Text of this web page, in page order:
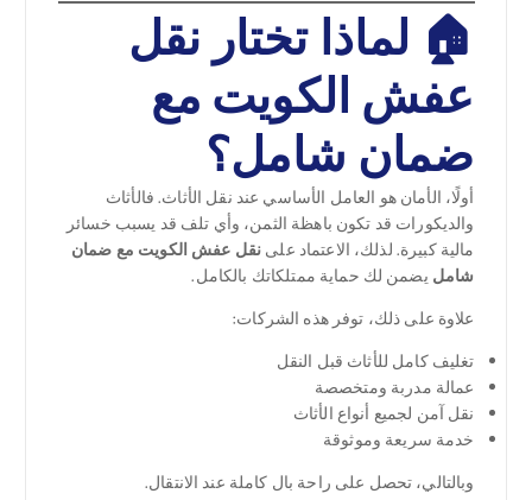
🏠 لماذا تختار نقل
عفش الكويت مع
ضمان شامل؟
أولًا، الأمان هو العامل الأساسي عند نقل الأثاث. فالأثاث
والديكورات قد تكون باهظة الثمن، وأي تلف قد يسبب خسائر
مالية كبيرة. لذلك، الاعتماد علىنقل عفش الكويت مع ضمان
شامليضمن لك حماية ممتلكاتك بالكامل.
علاوة على ذلك، توفر هذه الشركات:
تغليف كامل للأثاث قبل النقل
عمالة مدربة ومتخصصة
نقل آمن لجميع أنواع الأثاث
خدمة سريعة وموثوقة
وبالتالي، تحصل على راحة بال كاملة عند الانتقال.